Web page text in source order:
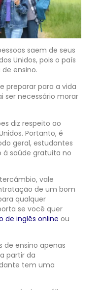
saem de seus
Unidos, pois o país
ensino.
preparar para a vida
ser necessário morar
diz respeito ao
Portanto, é
geral, estudantes
à saúde gratuita no
vale
de um bom
qualquer
se você quer
de inglês online ou
de ensino apenas
partir da
tem uma